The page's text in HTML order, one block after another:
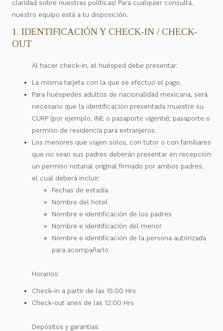
claridad sobre nuestras políticas! Para cualquier consulta,
nuestro equipo está a tu disposición.
1. IDENTIFICACIÓN Y CHECK-IN / CHECK-
OUT
Al hacer check-in, el huésped debe presentar:
La misma tarjeta con la que se efectuó el pago.
Para huéspedes adultos de nacionalidad mexicana, será
necesario que la identificación presentada muestre su
CURP (por ejemplo, INE o pasaporte vigente); pasaporte o
permiso de residencia para extranjeros.
Los menores que viajen solos, con tutor o con familiares
que no sean sus padres deberán presentar en recepción
un permiso notarial original firmado por ambos padres,
el cual deberá incluir:
Fechas de estadía
Nombre del hotel
Nombre e identificación de los padres
Nombre e identificación del menor
Nombre e identificación de la persona autorizada
para acompañarlo
Horarios:
Check-in a partir de las 15:00 Hrs
Check-out anes de las 12:00 Hrs
Depósitos y garantías: